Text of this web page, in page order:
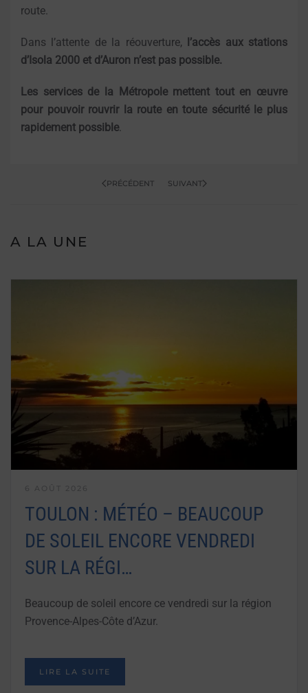
route.
Dans l’attente de la réouverture,
l’accès aux stations
d’Isola 2000 et d’Auron n’est pas possible.
Les services de la Métropole mettent tout en œuvre
pour pouvoir rouvrir la route en toute sécurité le plus
rapidement possible.
PRÉCÉDENT SUIVANT
A LA UNE
TOULON : MÉTÉO – BEAUCOUP
DE SOLEIL ENCORE VENDREDI
SUR LA RÉGI…
Beaucoup de soleil encore ce vendredi sur la région
Provence-Alpes-Côte d’Azur.
LIRE LA SUITE